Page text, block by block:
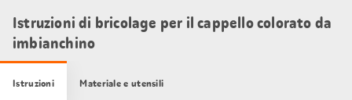
Istruzioni di bricolage per il cappello colorato da
imbianchino
Istruzioni Materiale e utensili